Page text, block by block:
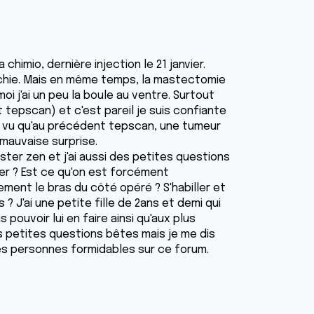
dernière injection le 21 janvier.
Mais en même temps, la mastectomie
j'ai un peu la boule au ventre. Surtout
tepscan) et c'est pareil je suis confiante
qu'au précédent tepscan, une tumeur
surprise.
zen et j'ai aussi des petites questions
? Est ce qu'on est forcément
le bras du côté opéré ? S'habiller et
J'ai une petite fille de 2ans et demi qui
pouvoir lui en faire ainsi qu'aux plus
petites questions bêtes mais je me dis
personnes formidables sur ce forum.